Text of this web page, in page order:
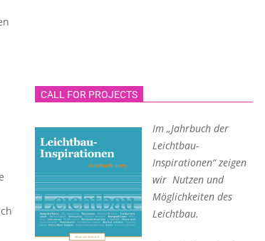
CALL FOR PROJECTS
Im „Jahrbuch der
Leichtbau-
Inspirationen“ zeigen
wir Nutzen und
Möglichkeiten des
Leichtbau.